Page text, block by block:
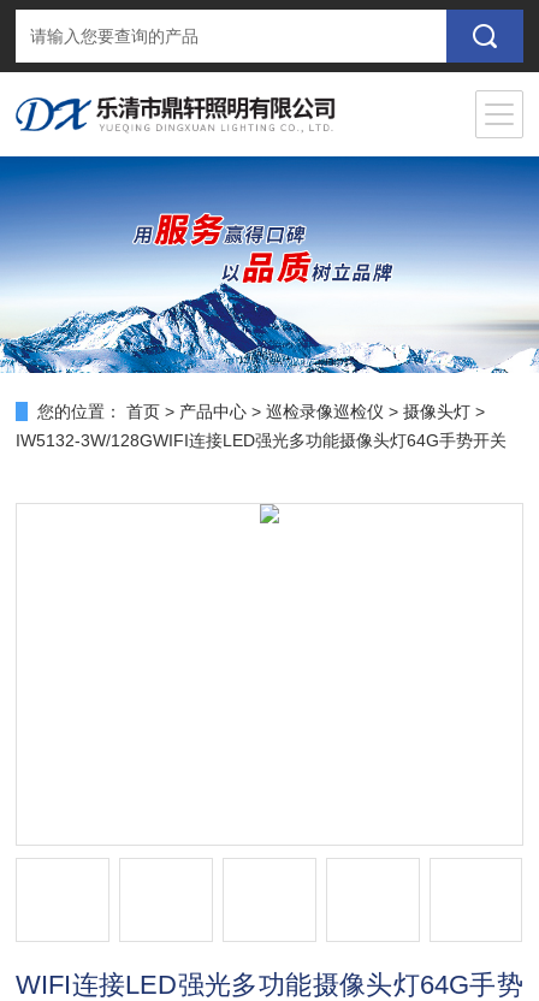
您的位置： 首页 > 产品中心 >巡检录像巡检仪 >摄像头灯 >
IW5132-3W/128GWIFI连接LED强光多功能摄像头灯64G手势开关
WIFI连接LED强光多功能摄像头灯64G手势